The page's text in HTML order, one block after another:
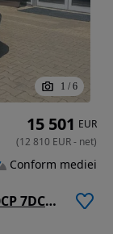
1 / 6
Hyundai i20 1.0 l T-GDi M-Hybrid 100CP 7DCT 5DR Led Line
15 501 EUR
(12 810 EUR- net)
Conform mediei